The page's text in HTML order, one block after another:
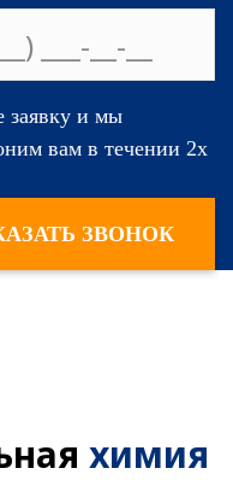
заявку и мы
вам в течении 2х
ЗВОНОК
химия